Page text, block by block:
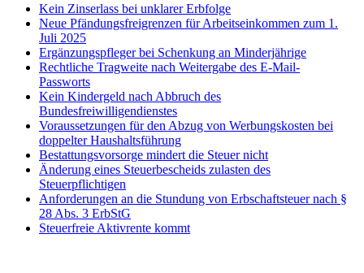
Kein Zinserlass bei unklarer Erbfolge
Neue Pfändungsfreigrenzen für Arbeitseinkommen zum 1.
Juli 2025
Ergänzungspfleger bei Schenkung an Minderjährige
Rechtliche Tragweite nach Weitergabe des E-Mail-
Passworts
Kein Kindergeld nach Abbruch des
Bundesfreiwilligendienstes
Voraussetzungen für den Abzug von Werbungskosten bei
doppelter Haushaltsführung
Bestattungsvorsorge mindert die Steuer nicht
Änderung eines Steuerbescheids zulasten des
Steuerpflichtigen
Anforderungen an die Stundung von Erbschaftsteuer nach §
28 Abs. 3 ErbStG
Steuerfreie Aktivrente kommt